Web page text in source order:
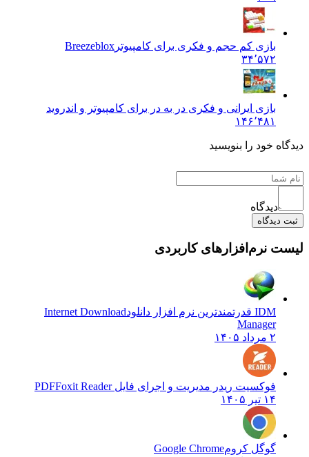
بازی کم حجم و فکری برای کامپیوترBreezeblox
۳۴٬۵۷۲
بازی ایرانی و فکری در به در برای کامپیوتر و اندروید
۱۴۶٬۴۸۱
خود را بنویسید
نرم‌افزارهای کاربردی
Internet Download
Manager
فوکسیت ریدر مدیریت و اجرای فایل PDFFoxit Reader
گوگل کروم Google Chrome